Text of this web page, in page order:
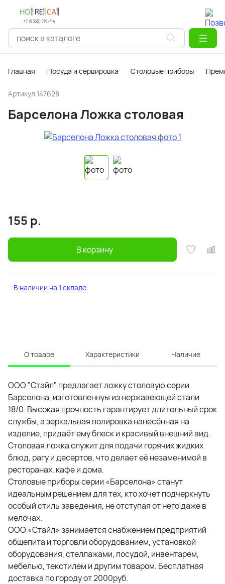
+7 (8332) 715-714
Главная Посуда и сервировка Столовые приборы
Артикул 147628
Барселона Ложка столовая
155 р.
В корзину
В наличии на 1 складе
О товаре Характеристики Наличие
ООО "Стайл" предлагает ложку столовую серии
Барселона, изготовленнуы из нержавеющей стали
18/0. Высокая прочность гарантирует длительный срок
службы, а зеркальная полировка нанесённая на
изделие, придаёт ему блеск и красивый внешний вид.
Столовая ложка служит для подачи горячих жидких
блюд, рагу и десертов, что делает её незаменимой в
ресторанах, кафе и дома.
Столовые приборы серии «Барселона» станут
идеальным решением для тех, кто хочет подчеркнуть
особый стиль заведения, не отступая от него даже в
мелочах.
ООО «Стайл» занимается снабжением предприятий
общепита и торговли оборудованием, установкой
оборудования, стеллажами, посудой, инвентарем,
мебелью, текстилем и другим товаром. Бесплатная
доставка по городу от 2000руб.